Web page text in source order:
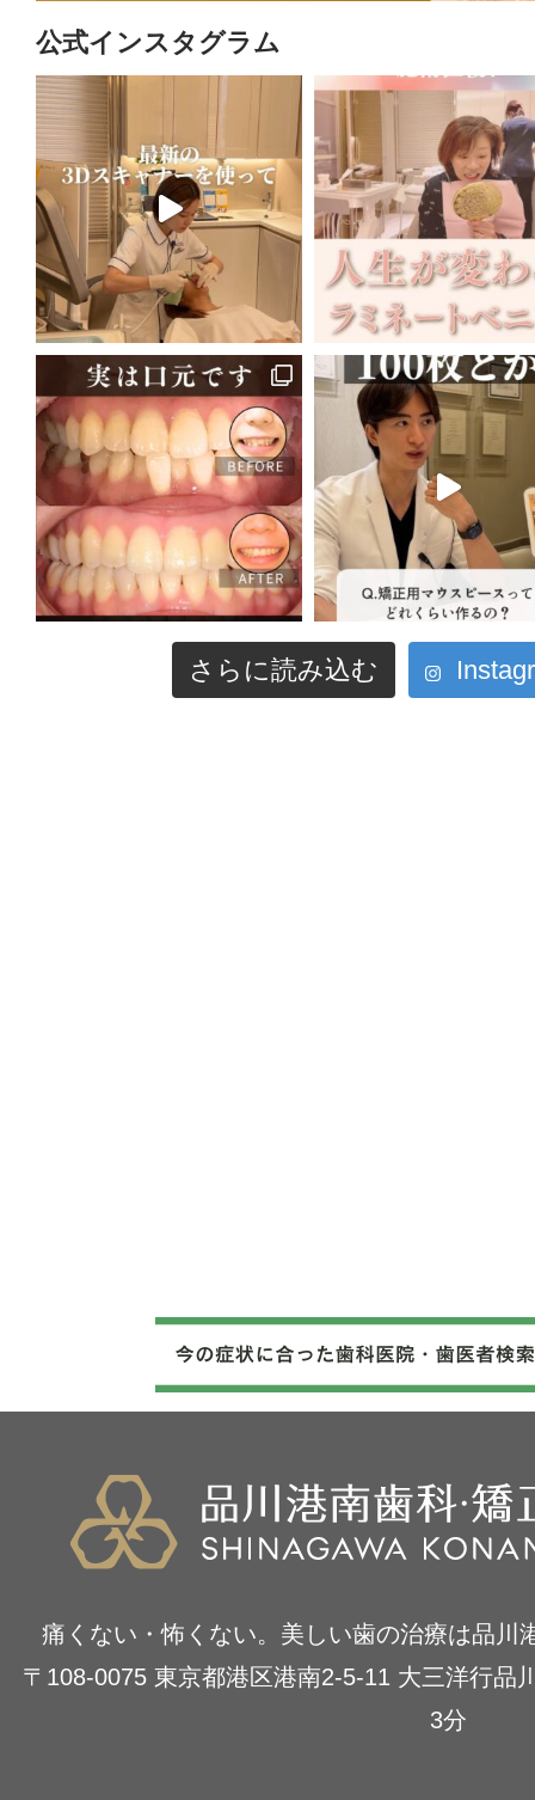
公式インスタグラム
さらに読み込む
痛くない・怖くない。美しい歯の治療は品川
〒108-0075 東京都港区港南2-5-11 大三洋行品
3分